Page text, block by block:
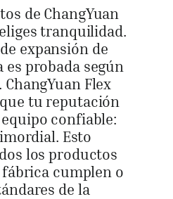
de ChangYuan
tranquilidad.
expansión de
es probada según
Flex
tu reputación
confiable:
Esto
los productos
fábrica cumplen o
de la